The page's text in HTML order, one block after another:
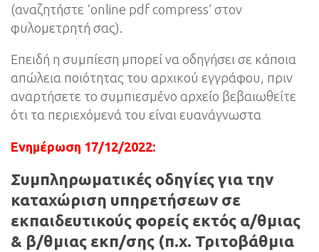
(αναζητήστε ‘online pdf compress’ στον
φυλομετρητή σας).
Επειδή η συμπίεση μπορεί να οδηγήσει σε κάποια
απώλεια ποιότητας του αρχικού εγγράφου, πριν
αναρτήσετε το συμπιεσμένο αρχείο βεβαιωθείτε
ότι τα περιεχόμενά του είναι ευανάγνωστα
Ενημέρωση 17/12/2022:
Συμπληρωματικές οδηγίες για την
καταχώριση υπηρετήσεων σε
εκπαιδευτικούς φορείς εκτός α/θμιας
& β/θμιας εκπ/σης (π.χ. Τριτοβάθμια